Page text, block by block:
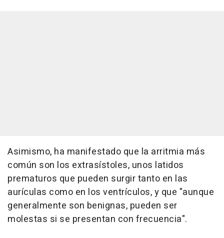
Asimismo, ha manifestado que la arritmia más
común son los extrasístoles, unos latidos
prematuros que pueden surgir tanto en las
aurículas como en los ventrículos, y que "aunque
generalmente son benignas, pueden ser
molestas si se presentan con frecuencia".